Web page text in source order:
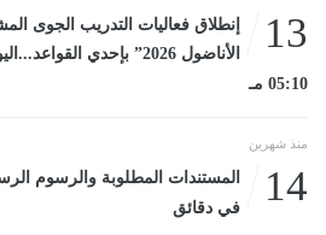
13
إنطلاق فعاليات التدريب الجوى
05:10 مـ
منذ شهرين
14
المستندات المطلوبة والرسوم
في دقائق